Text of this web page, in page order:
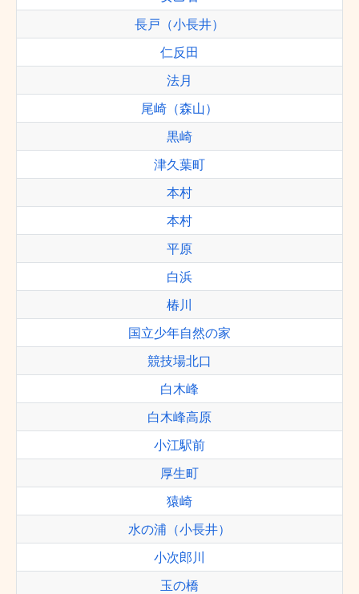
長戸（小長井）
仁反田
法月
尾崎（森山）
黒崎
津久葉町
本村
本村
平原
白浜
椿川
国立少年自然の家
競技場北口
白木峰
白木峰高原
小江駅前
厚生町
猿崎
水の浦（小長井）
小次郎川
玉の橋